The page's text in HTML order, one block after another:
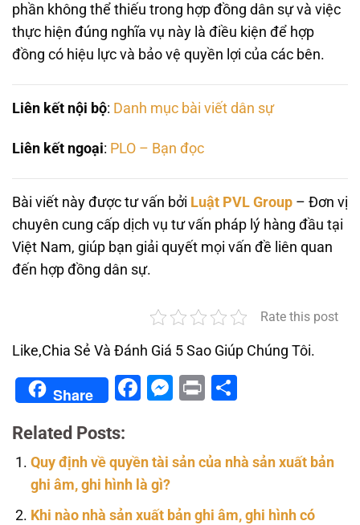
phần không thể thiếu trong hợp đồng dân sự và việc
thực hiện đúng nghĩa vụ này là điều kiện để hợp
đồng có hiệu lực và bảo vệ quyền lợi của các bên.
Liên kết nội bộ: Danh mục bài viết dân sự
Liên kết ngoại: PLO – Bạn đọc
Bài viết này được tư vấn bởi Luật PVL Group – Đơn vị
chuyên cung cấp dịch vụ tư vấn pháp lý hàng đầu tại
Việt Nam, giúp bạn giải quyết mọi vấn đề liên quan
đến hợp đồng dân sự.
Rate this post
Like,Chia Sẻ Và Đánh Giá 5 Sao Giúp Chúng Tôi.
Share Facebook
Messenger
Print
Related Posts:
Quy định về quyền tài sản của nhà sản xuất bản
ghi âm, ghi hình là gì?
Khi nào nhà sản xuất bản ghi âm, ghi hình có